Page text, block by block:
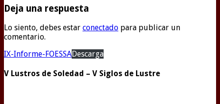
Deja una respuesta
Lo siento, debes estar conectado para publicar un
comentario.
IX-Informe-FOESSADescarga
V Lustros de Soledad – V Siglos de Lustre